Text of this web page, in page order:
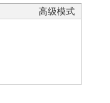
高级模式